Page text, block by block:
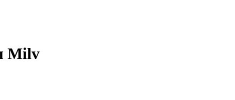
Milv